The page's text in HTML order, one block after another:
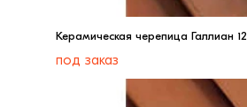
Керамическая черепица Галлиан
под заказ